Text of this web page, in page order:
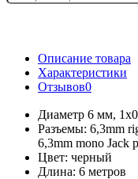
Описание товара
Характеристики
Отзывов0
Диаметр 6 мм,
Разъемы: 6,3mm
6,3mm mono Jack
Цвет: черный
Длина: 6 метров